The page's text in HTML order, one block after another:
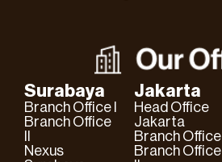
Surabaya
Branch Office I
Branch Office
Nexus
Jakarta
Head Office
Jakarta
Branch Office I
Branch Office